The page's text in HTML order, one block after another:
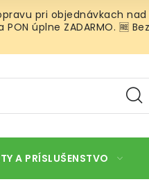
pri objednávkach nad
úplne ZADARMO. 🆓
A PRÍSLUŠENSTVO